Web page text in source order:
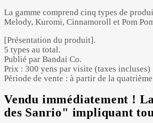
La gamme comprend cinq types de
Melody, Kuromi, Cinnamoroll et Pom
[Présentation du produit].
5 types au total.
Publié par Bandai Co.
Prix : 300 yens par visite (taxes incluses)
Période de vente : à partir de la
Vendu immédiatement !
des Sanrio" impliquant